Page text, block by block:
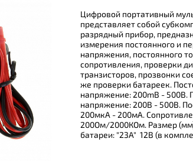
Цифровой портативный
представляет собой
разрядный прибор,
измерения постоянного и
напряжения, постоянного
сопротивления, проверки
транзисторов, прозвонки
же проверки батареек.
напряжение: 200mВ - 500В.
напряжение: 200В - 500В.
200мкА - 200мА.
200Ом/2000КОм. Размер
батареи: "23А" 12В (в